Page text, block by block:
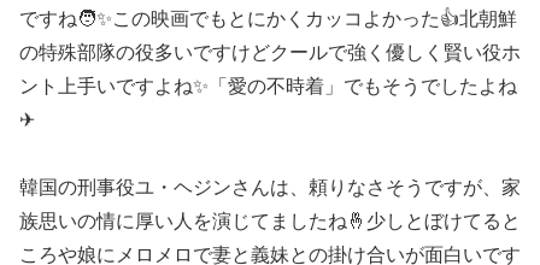
ですね🧑✨この映画でもとにかくカッコよかった👍北朝鮮
の特殊部隊の役多いですけどクールで強く優しく賢い役ホ
ント上手いですよね✨「愛の不時着」でもそうでしたよね
✈
韓国の刑事役ユ・ヘジンさんは、頼りなさそうですが、家
族思いの情に厚い人を演じてましたね🤞少しとぼけてると
ころや娘にメロメロで妻と義妹との掛け合いが面白いです